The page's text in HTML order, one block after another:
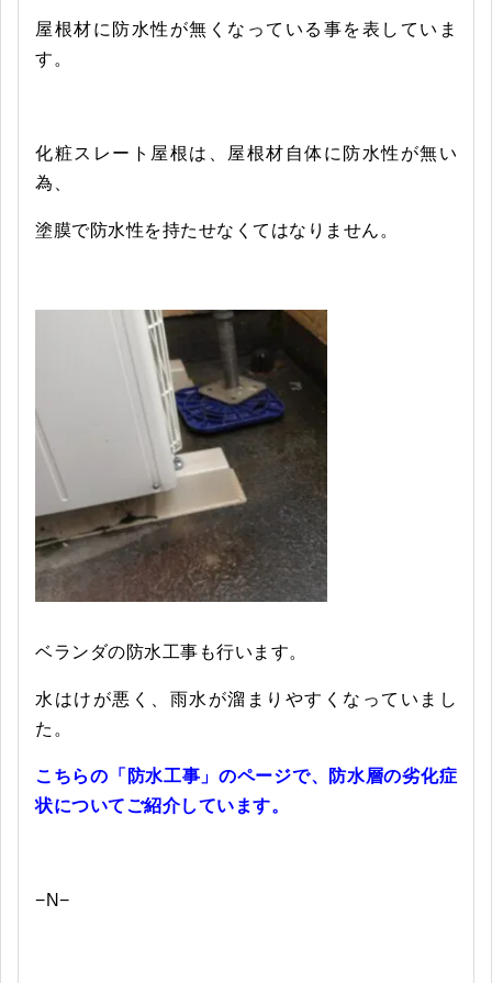
屋根材に防水性が無くなっている事を表していま
す。
化粧スレート屋根は、屋根材自体に防水性が無い
為、
塗膜で防水性を持たせなくてはなりません。
ベランダの防水工事も行います。
水はけが悪く、雨水が溜まりやすくなっていまし
た。
こちらの「防水工事」のページで、防水層の劣化症
状についてご紹介しています。
−N−